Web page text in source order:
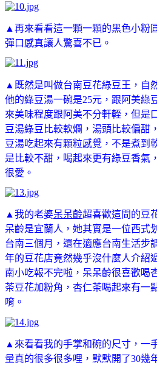
▲再來看看這一顆一顆的黑色小粉
彈口感真讓人驚喜不已。
▲既然是叫做台南豆花綠豆王，自
他的綠豆湯一碗是25元，跟阿美綠
來美味程度跟阿美不分軒輊，但是
豆湯綠豆比較軟爛，湯頭比較偏甜
豆湯吃起來有顆粒感覺，不是煮到
是比較不甜，喝起來更有綠豆香氣
很愛。
▲ 我的老婆呆呆齡超喜歡這間的豆
呆齡是宜蘭人，她其實是一位西式
台南三個月，還在適應台南生活步
年的豆花店竟然幾乎沒什麼人介紹
南小吃報不完啦，呆呆齡很喜歡喝
茶豆花加粉角，杏仁茶喝起來有一
唷。
▲來看看我的手掌和碗的尺寸，一
量真的很多很多哩，默默開了30幾